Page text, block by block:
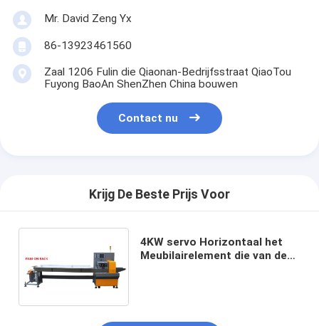
Mr. David Zeng Yx
86-13923461560
Zaal 1206 Fulin die Qiaonan-Bedrijfsstraat QiaoTou
Fuyong BaoAn ShenZhen China bouwen
Contact nu
Krijg De Beste Prijs Voor
4KW servo Horizontaal het
Meubilairelement die van de